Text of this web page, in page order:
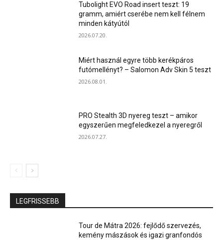
Tubolight EVO Road insert teszt: 19
gramm, amiért cserébe nem kell félnem
minden kátyútól
2026.07.20.
Miért használ egyre több kerékpáros
futómellényt? – Salomon Adv Skin 5 teszt
2026.08.01.
PRO Stealth 3D nyereg teszt – amikor
egyszerűen megfeledkezel a nyeregről
2026.07.27.
LEGFRISSEBB
Tour de Mátra 2026: fejlődő szervezés,
kemény mászások és igazi granfondós